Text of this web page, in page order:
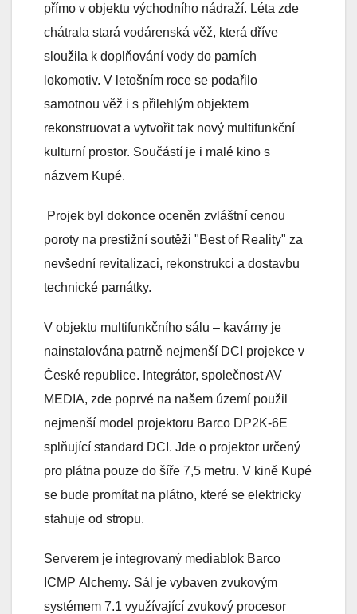
přímo v objektu východního nádraží. Léta zde
chátrala stará vodárenská věž, která dříve
sloužila k doplňování vody do parních
lokomotiv. V letošním roce se podařilo
samotnou věž i s přilehlým objektem
rekonstruovat a vytvořit tak nový multifunkční
kulturní prostor. Součástí je i malé kino s
názvem Kupé.
Projek byl dokonce oceněn zvláštní cenou
poroty na prestižní soutěži "Best of Reality" za
nevšední revitalizaci, rekonstrukci a dostavbu
technické památky.
V objektu multifunkčního sálu – kavárny je
nainstalována patrně nejmenší DCI projekce v
České republice. Integrátor, společnost AV
MEDIA, zde poprvé na našem území použil
nejmenší model projektoru Barco DP2K-6E
splňující standard DCI. Jde o projektor určený
pro plátna pouze do šíře 7,5 metru. V kině Kupé
se bude promítat na plátno, které se elektricky
stahuje od stropu.
Serverem je integrovaný mediablok Barco
ICMP Alchemy. Sál je vybaven zvukovým
systémem 7.1 využívající zvukový procesor